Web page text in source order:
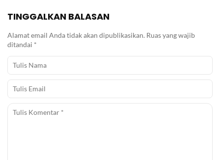
TINGGALKAN BALASAN
Alamat email Anda tidak akan dipublikasikan. Ruas yang wajib
ditandai *